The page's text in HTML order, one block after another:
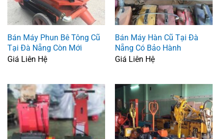
Bán Máy Phun Bê Tông Cũ
Tại Đà Nẵng Còn Mới
Giá Liên Hệ
Bán Máy Hàn Cũ Tại Đà
Nẵng Có Bảo Hành
Giá Liên Hệ